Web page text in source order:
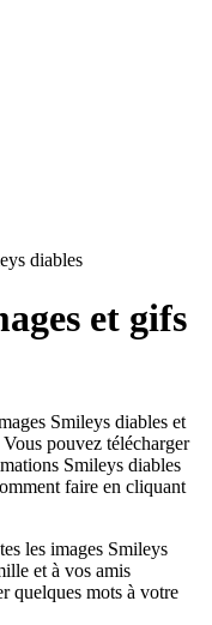
diables
et gifs
Smileys diables et
pouvez télécharger
Smileys diables
faire en cliquant
les images Smileys
et à vos amis
quelques mots à votre